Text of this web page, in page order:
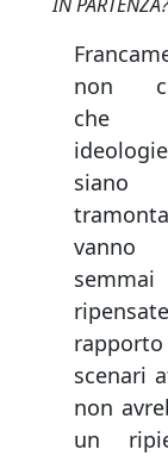
non
che
ideologie
siano
vanno
semmai
scenari
non
un